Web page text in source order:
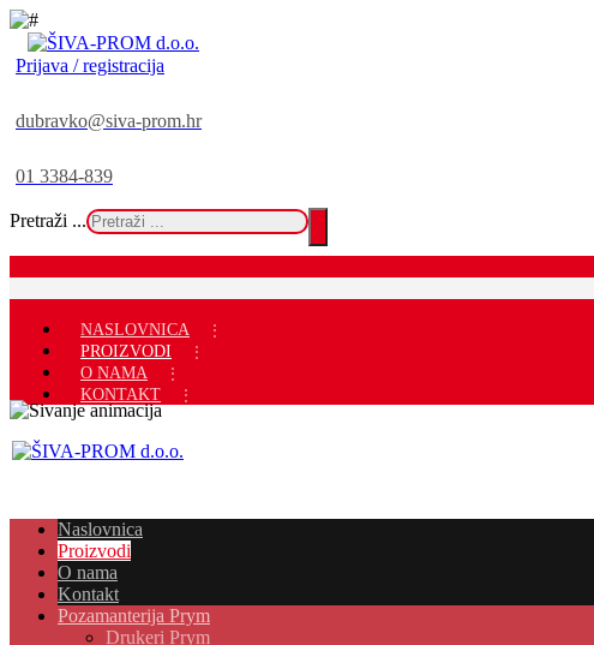
Prijava / registracija
dubravko@siva-prom.hr
01 3384-839
Pretraži ...
NASLOVNICA
PROIZVODI
O NAMA
KONTAKT
Naslovnica
Proizvodi
O nama
Kontakt
Pozamanterija Prym
Drukeri Prym